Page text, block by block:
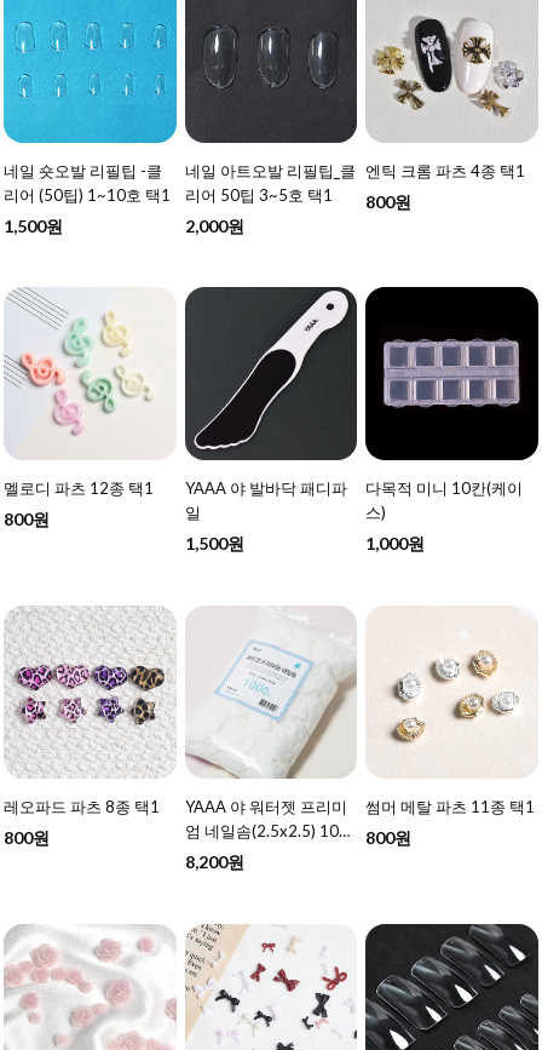
네일 숏오발 리필팁 -클
리어 (50팁) 1~10호 택1
1,500원
네일 아트오발 리필팁_클
리어 50팁 3~5호 택1
2,000원
엔틱 크롬 파츠 4종 택1
800원
멜로디 파츠 12종 택1
800원
YAAA 야 발바닥 패디파
일
1,500원
다목적 미니 10칸(케이
스)
1,000원
레오파드 파츠 8종 택1
800원
YAAA 야 워터젯 프리미
엄 네일솜(2.5x2.5) 100
0매
8,200원
썸머 메탈 파츠 11종 택1
800원